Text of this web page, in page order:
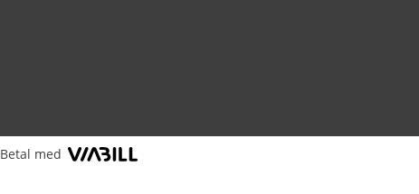
Betal med